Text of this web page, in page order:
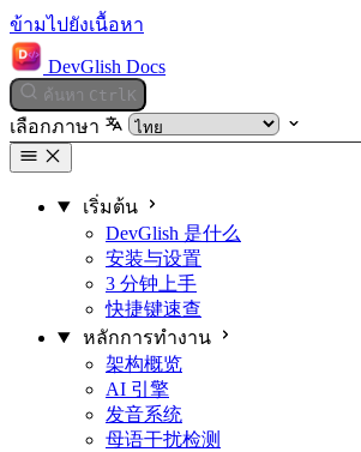
ข้ามไปยังเนื้อหา
DevGlish Docs
ค้นหา Ctrl K
เลือกภาษา
เริ่มต้น
DevGlish 是什么
安装与设置
3 分钟上手
快捷键速查
หลักการทำงาน
架构概览
AI 引擎
发音系统
母语干扰检测